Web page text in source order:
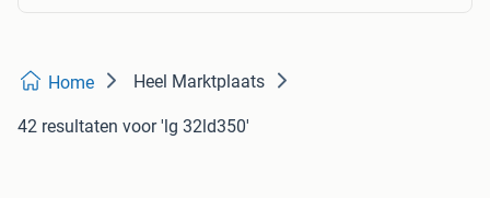
Home Heel Marktplaats
42 resultaten voor 'lg 32ld350'